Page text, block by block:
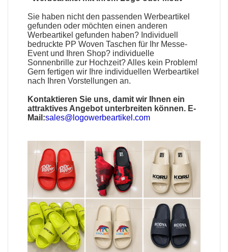
Sie haben nicht den passendenWerbeartikel
gefunden oder möchten einen anderen
Werbeartikel gefunden haben? Individuell
bedruckte PP Woven Taschen für Ihr Messe-
Event und Ihren Shop? individuelle
Sonnenbrille zur Hochzeit? Alles kein Problem!
Gern fertigen wir Ihre individuellen Werbeartikel
nach Ihren Vorstellungen an.
Kontaktieren Sie uns, damit wir Ihnen ein
attraktives Angebot unterbreiten können. E-
Mail:sales@logowerbeartikel.com